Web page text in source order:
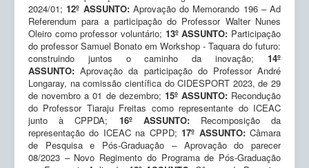
2024/01;12º ASSUNTO: Aprovação do Memorando 196 – Ad
Referendum para a participação do Professor Walter Nunes
Oleiro como professor voluntário; 13º ASSUNTO: Participação
do professor Samuel Bonato em Workshop - Taquara do futuro:
construindo juntos o caminho da inovação; 14º
ASSUNTO:Aprovação da participação do Professor André
Longaray, na comissão científica do CIDESPORT 2023, de 29
de novembro a 01 de dezembro; 15º ASSUNTO: Recondução
do Professor Tiaraju Freitas como representante do ICEAC
junto à CPPDA; 16º ASSUNTO: Recomposição da
representação do ICEAC na CPPD;17º ASSUNTO:Câmara
de Pesquisa e Pós-Graduação – Aprovação do parecer
08/2023 – Novo Regimento do Programa de Pós-Graduação